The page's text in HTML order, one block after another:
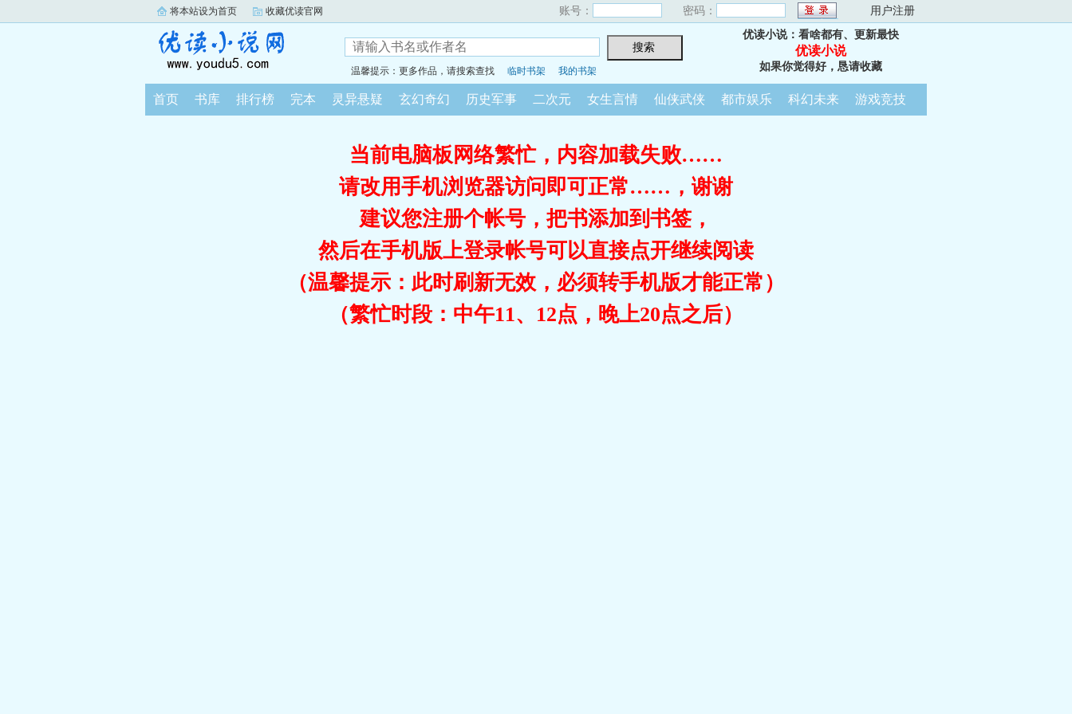
将本站设为首页 收藏优读官网 账号： 密码： 用户注册
温馨提示：更多作品，请搜索查找 临时书架 我的书架
优读小说：看啥都有、更新最快
优读小说
如果你觉得好，恳请收藏
首页 书库 排行榜 完本 灵异悬疑 玄幻奇幻 历史军事 二次元 女生言情 仙侠武侠 都市娱乐 科幻未来 游戏竞技
当前电脑板网络繁忙，内容加载失败……
请改用手机浏览器访问即可正常……，谢谢
建议您注册个帐号，把书添加到书签，
然后在手机版上登录帐号可以直接点开继续阅读
（温馨提示：此时刷新无效，必须转手机版才能正常）
（繁忙时段：中午11、12点，晚上20点之后）